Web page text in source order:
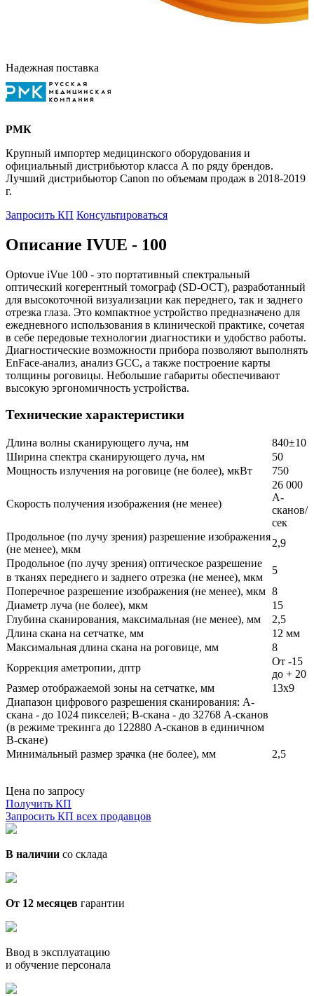
Надежная поставка
РМК
Крупный импортер медицинского оборудования и
официальный дистрибьютор класса А по ряду брендов.
Лучший дистрибьютор Canon по объемам продаж в 2018-2019
г.
Запросить КП Консультироваться
Описание IVUE - 100
Optovue iVue 100 - это портативный спектральный
оптический когерентный томограф (SD-OCT), разработанный
для высокоточной визуализации как переднего, так и заднего
отрезка глаза. Это компактное устройство предназначено для
ежедневного использования в клинической практике, сочетая
в себе передовые технологии диагностики и удобство работы.
Диагностические возможности прибора позволяют выполнять
EnFace-анализ, анализ GCC, а также построение карты
толщины роговицы. Небольшие габариты обеспечивают
высокую эргономичность устройства.
Технические характеристики
Длина волны сканирующего луча, нм
840±10
Ширина спектра сканирующего луча, нм
50
Мощность излучения на роговице (не более), мкВт
750
Скорость получения изображения (не менее)
26 000
А-
сканов/
сек
Продольное (по лучу зрения) разрешение изображения
(не менее), мкм
2,9
Продольное (по лучу зрения) оптическое разрешение
5
в тканях переднего и заднего отрезка (не менее), мкм
Поперечное разрешение изображения (не менее), мкм 8
Диаметр луча (не более), мкм
15
Глубина сканирования, максимальная (не менее), мм
2,5
Длина скана на сетчатке, мм
12 мм
Максимальная длина скана на роговице, мм
8
Коррекция аметропии, дптр
От -15
до + 20
Размер отображаемой зоны на сетчатке, мм
13x9
Диапазон цифрового разрешения сканирования: А-
скана - до 1024 пикселей; В-скана - до 32768 А-сканов
(в режиме трекинга до 122880 А-сканов в единичном
В-скане)
Минимальный размер зрачка (не более), мм
2,5
Цена по запросу
Получить КП
Запросить КП всех продавцов
В наличии со склада
От 12 месяцев гарантии
Ввод в эксплуатацию
и обучение персонала